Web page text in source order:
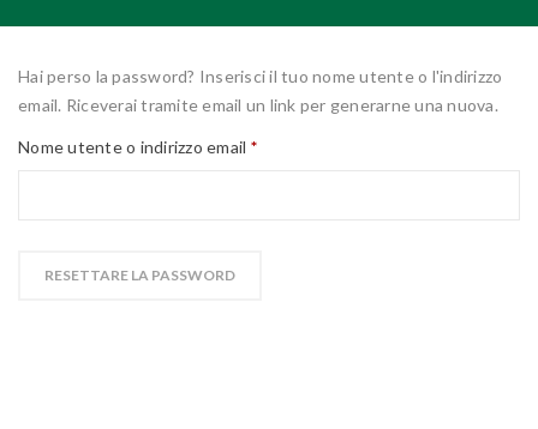
Hai perso la password? Inserisci il tuo nome utente o l'indirizzo
email. Riceverai tramite email un link per generarne una nuova.
Nome utente o indirizzo email *
RESETTARE LA PASSWORD